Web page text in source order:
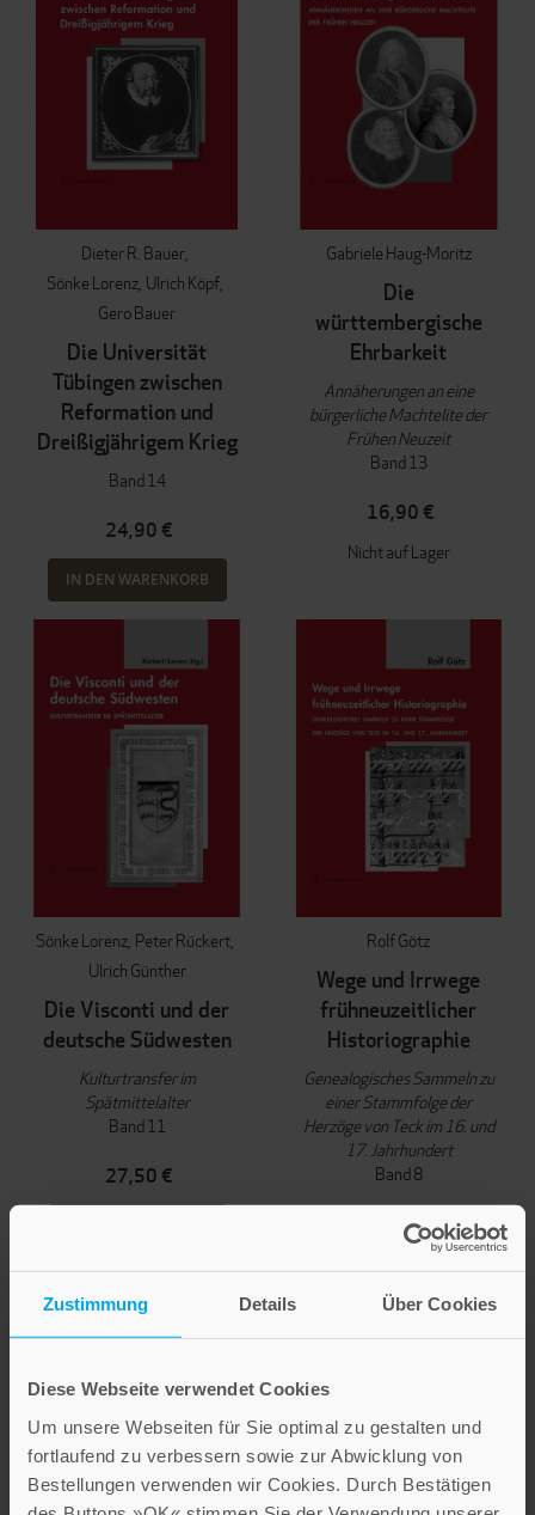
Zustimmung Details Über Cookies
Diese Webseite verwendet Cookies
Um unsere Webseiten für Sie optimal zu gestalten und
fortlaufend zu verbessern sowie zur Abwicklung von
Bestellungen verwenden wir Cookies. Durch Bestätigen
Dieter R. Bauer
Sönke Lorenz Ulrich Köpf
Gero Bauer
Die Universität
Tübingen zwischen
Reformation und
Dreißigjährigem Krieg
Band 14
24,90 €
IN DEN WARENKORB
Gabriele Haug-Moritz
Die
württembergische
Ehrbarkeit
Annäherungen an eine
bürgerliche Machtelite der
Frühen Neuzeit
Band 13
16,90 €
Nicht auf Lager
Sönke Lorenz Peter Rückert
Ulrich Günther
Die Visconti und der
deutsche Südwesten
Kulturtransfer im
Spätmittelalter
Band 11
27,50 €
Rolf Götz
Wege und Irrwege
frühneuzeitlicher
Historiographie
Genealogisches Sammeln zu
einer Stammfolge der
Herzöge von Teck im 16. und
17. Jahrhundert
Band 8
24,90 €
IN DEN WARENKORB